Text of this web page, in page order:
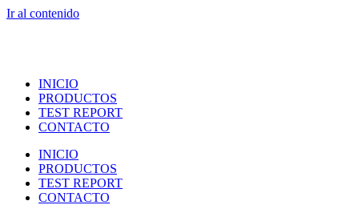
Ir al contenido
INICIO
PRODUCTOS
TEST REPORT
CONTACTO
INICIO
PRODUCTOS
TEST REPORT
CONTACTO